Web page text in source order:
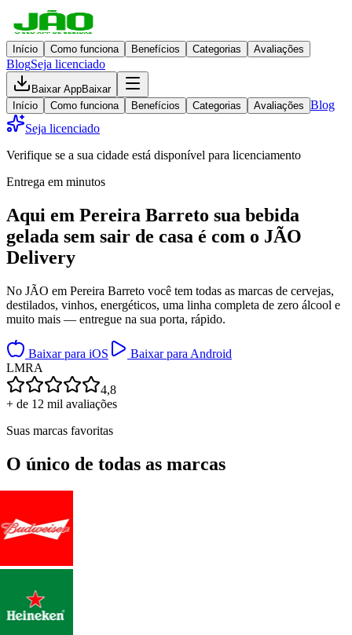
Início Como funciona Benefícios Categorias Avaliações
BlogSeja licenciado
Baixar AppBaixar
Início
Como funciona Benefícios Categorias Avaliações Blog
Seja licenciado
Verifique se a sua cidade está disponível para licenciamento
Entrega em minutos
Aqui em Pereira Barreto sua bebida
gelada sem sair de casa é com o JÃO
Delivery
No JÃO em Pereira Barreto você tem todas as marcas de cervejas,
destilados, vinhos, energéticos, uma linha completa de zero álcool e
muito mais — entregue na sua porta, rápido.
Baixar para iOS
Baixar para Android
LMRA
4,8
+ de 12 mil avaliações
Suas marcas favoritas
O único de todas as marcas